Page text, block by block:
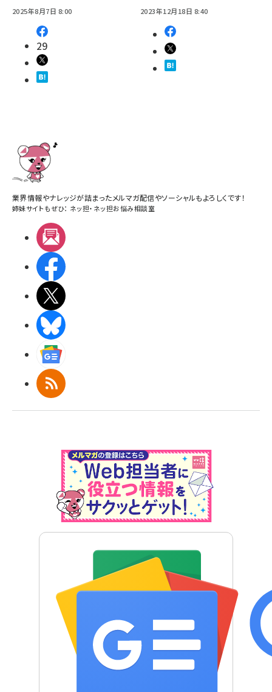
2025年8月7日 8:00
29
2023年12月18日 8:40
業界情報やナレッジが詰まったメルマガ配信やソーシャルもよろしくです！
姉妹サイトもぜひ： ネッ担・ ネッ担お悩み相談室
RSS